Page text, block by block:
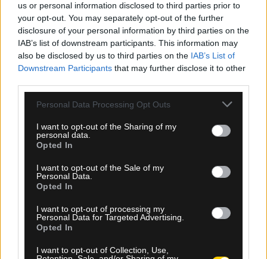
us or personal information disclosed to third parties prior to
your opt-out. You may separately opt-out of the further
disclosure of your personal information by third parties on the
IAB’s list of downstream participants. This information may
also be disclosed by us to third parties on the IAB’s List of
Downstream Participants that may further disclose it to other
Please note that this website/app uses one or more Google
not limited to your visit or usage behaviour. You may click to
grant or deny consent to Google and its third-party tags to
use your data for below specified purposes in below Google
consent section.
Personal Data Processing Opt Outs
I want to opt-out of the Sharing of my
personal data.
Opted In
I want to opt-out of the Sale of my
Personal Data.
Opted In
I want to opt-out of processing my
Personal Data for Targeted Advertising.
Opted In
I want to opt-out of Collection, Use,
07.08.2026, 00:08
Βαθμολογία UEFA: Έχασε έδαφος η Ελλάδα μετά
την άσχημη ευρωπαϊκή εβδομάδα των ομάδων